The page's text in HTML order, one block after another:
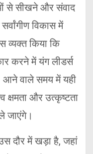
से सीखने और संवाद
विकास में
व्यक्त किया कि
करने में यंग लीडर्स
आने वाले समय में यही
क्षमता और उत्कृष्टता
जाएंगे।
दौर में खड़ा है, जहां